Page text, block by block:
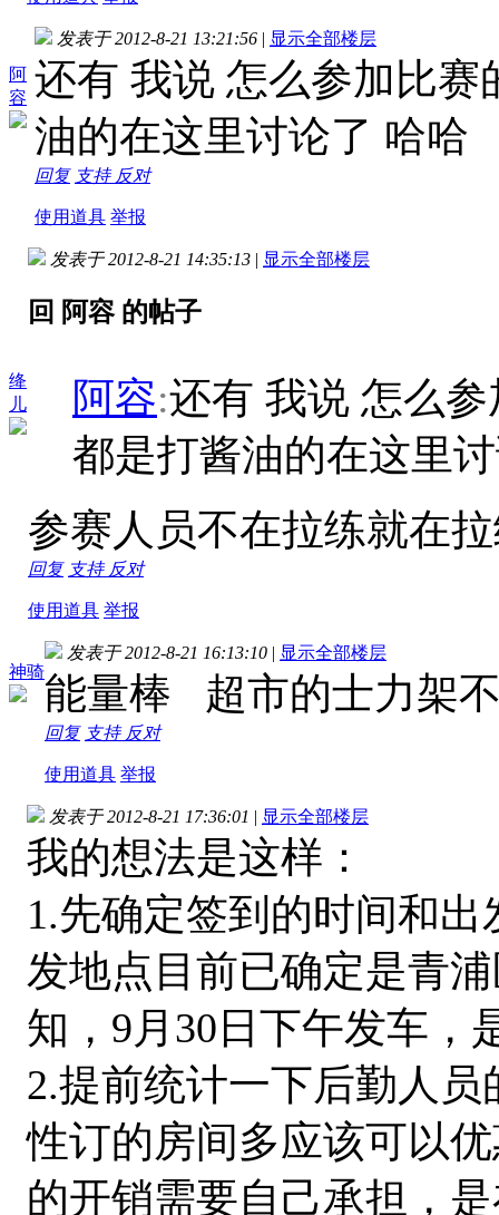
阿
容
发表于 2012-8-21 13:21:56 | 显示全部楼层
还有 我说 怎么参加比
油的在这里讨论了 哈哈
回复 支持 反对
使用道具 举报
绛
儿
发表于 2012-8-21 14:35:13 | 显示全部楼层
回 阿容 的帖子
阿容:还有 我说 怎么
都是打酱油的在这里
参赛人员不在拉练就在
回复 支持 反对
使用道具 举报
神骑
发表于 2012-8-21 16:13:10 | 显示全部楼层
能量棒 超市的士力架
回复 支持 反对
使用道具 举报
发表于 2012-8-21 17:36:01 | 显示全部楼层
我的想法是这样：
1.先确定签到的时间和
发地点目前已确定是青
知，9月30日下午发车，
2.提前统计一下后勤人
性订的房间多应该可以
的开销需要自己承担，